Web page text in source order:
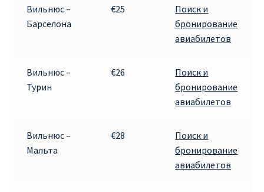
Райнэйр на русском
Вильнюс –
Барселона
€25
Поиск и
бронирование
авиабилетов
Вильнюс –
Турин
€26
Поиск и
бронирование
авиабилетов
Вильнюс –
Мальта
€28
Поиск и
бронирование
авиабилетов